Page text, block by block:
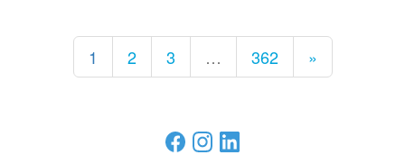
1 2 3 … 362 »